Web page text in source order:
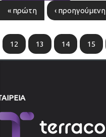
Σελίδες
« πρώτη ‹ προηγούμενη
12 13 14 15